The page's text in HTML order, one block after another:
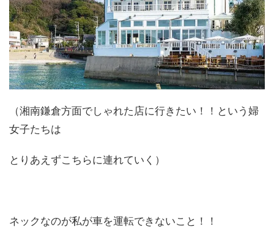
（湘南鎌倉方面でしゃれた店に行きたい！！という婦
女子たちは
とりあえずこちらに連れていく）
ネックなのが私が車を運転できないこと！！